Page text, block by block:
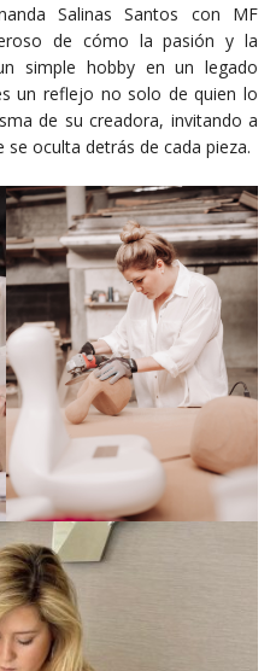
Salinas Santos con MF
de cómo la pasión y la
simple hobby en un legado
un reflejo no solo de quien lo
de su creadora, invitando a
oculta detrás de cada pieza.